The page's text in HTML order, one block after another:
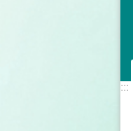
:::